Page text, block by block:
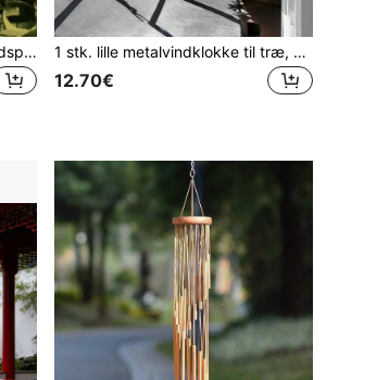
1 stk. vintage bronzefarvet vindspil med klokke og mønt - vintage metal havepynt, velegnet til terrasse, baghave, hjem og udendørs vindspil, indendørs dekoration, soveværelsesdekoration, hjemmedekoration, vægdekoration 1 stk. lille metalvindklokke til træ, alsidig sæsonbestemt havedekoration, vægophæng, havedekoration, hegndekoration, udendørs ophængning, verandadekoration, ideel mors dags gave
12.70€